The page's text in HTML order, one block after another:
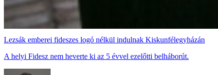
Lezsák emberei fideszes logó nélkül indulnak Kiskunfélegyházán
A helyi Fidesz nem heverte ki az 5 évvel ezelőtti belháborút.